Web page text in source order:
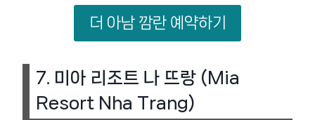
더 아남 깜란 예약하기
7. 미아 리조트 나 뜨랑 (Mia
Resort Nha Trang)